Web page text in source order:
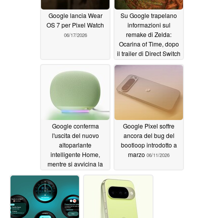
Google lancia Wear
OS 7 per Pixel Watch
06/17/2026
Su Google trapelano
informazioni sul
remake di Zelda:
Ocarina of Time, dopo
il trailer di Direct Switch
206/15/2026
Google conferma
l'uscita del nuovo
altoparlante
intelligente Home,
mentre si avvicina la
scadenza fissata per la
primavera del 2026
06/12/2026
Google Pixel soffre
ancora del bug del
bootloop introdotto a
marzo 06/11/2026